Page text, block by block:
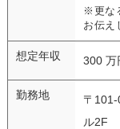
※更な
お伝え
想定年収 300 万
勤務地
〒
ル2F